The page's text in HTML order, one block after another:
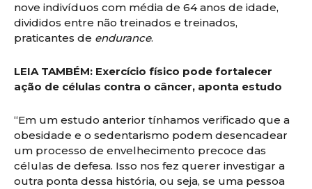
nove indivíduos com média de 64 anos de idade,
divididos entre não treinados e treinados,
praticantes de endurance.
LEIA TAMBÉM: Exercício físico pode fortalecer
ação de células contra o câncer, aponta estudo
“Em um estudo anterior tínhamos verificado que a
obesidade e o sedentarismo podem desencadear
um processo de envelhecimento precoce das
células de defesa. Isso nos fez querer investigar a
outra ponta dessa história, ou seja, se uma pessoa